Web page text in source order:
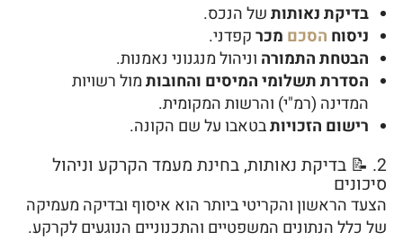
בדיקת נאותותשל הנכס.
ניסוח הסכם מכרקפדני.
הבטחת התמורה וניהול מנגנוני נאמנות.
הסדרת תשלומי המיסים והחובותמול רשויות
המדינה (רמ"י) והרשות המקומית.
רישום הזכויותבטאבו על שם הקונה.
2. 📝 בדיקת נאותות, בחינת מעמד הקרקע וניהול
סיכונים
הצעד הראשון והקריטי ביותר הוא איסוף ובדיקה מעמיקה
של כלל הנתונים המשפטיים והתכנוניים הנוגעים לקרקע.